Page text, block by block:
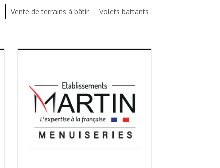
Vente de terrains à bâtir Volets battants